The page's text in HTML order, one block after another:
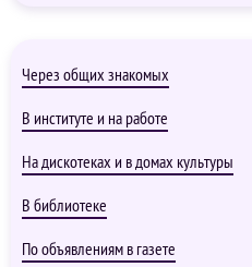
Через общих знакомых
В институте и на работе
На дискотеках и в домах культуры
В библиотеке
По объявлениям в газете